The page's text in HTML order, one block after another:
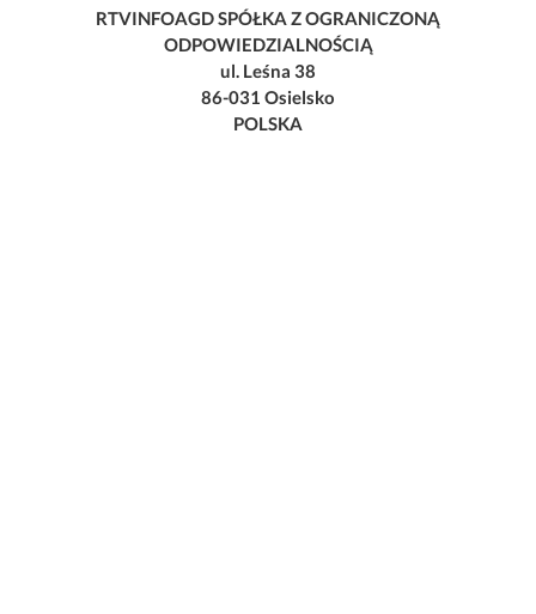
RTVINFOAGD SPÓŁKA Z OGRANICZONĄ
ODPOWIEDZIALNOŚCIĄ
ul. Leśna 38
86-031 Osielsko
POLSKA